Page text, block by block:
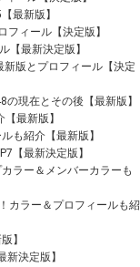
最新版】
ィール【決定版】
【最新決定版】
新版とプロフィール【決定
現在とその後【最新版】
最新版】
も紹介【最新版】
【最新決定版】
ラー＆メンバーカラーも
カラー＆プロフィールも紹
】
決定版】